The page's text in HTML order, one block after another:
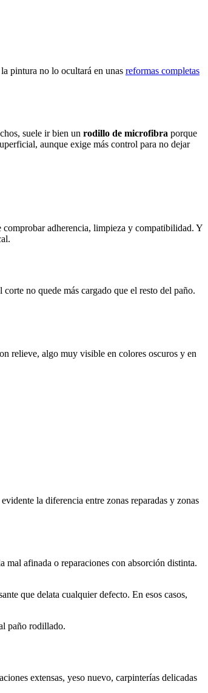
pintura no lo ocultará en unas reformas completas
suele ir bien un rodillo de microfibra porque
aunque exige más control para no dejar
comprobar adherencia, limpieza y compatibilidad. Y
no quede más cargado que el resto del paño.
relieve, algo muy visible en colores oscuros y en
la diferencia entre zonas reparadas y zonas
afinada o reparaciones con absorción distinta.
que delata cualquier defecto. En esos casos,
paño rodillado.
extensas, yeso nuevo, carpinterías delicadas